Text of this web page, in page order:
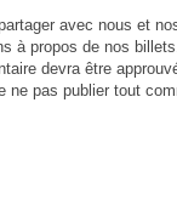
avec nous et
à propos de nos
devra être
pas publier tout